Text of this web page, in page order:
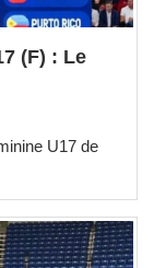
(F) : Le
U17 de